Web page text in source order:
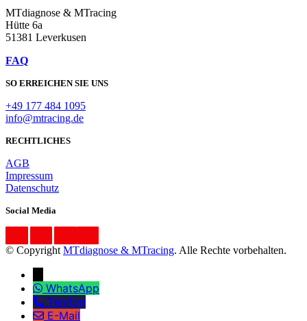
MTdiagnose & MTracing
Hütte 6a
51381 Leverkusen
FAQ
SO ERREICHEN SIE UNS
+49 177 484 1095
info@mtracing.de
RECHTLICHES
AGB
Impressum
Datenschutz
Social Media
© Copyright MTdiagnose & MTracing. Alle Rechte vorbehalten.
WhatsApp
Telefon
E-Mail